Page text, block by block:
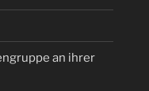
an ihrer